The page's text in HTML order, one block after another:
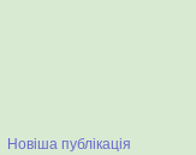
Новіша публікація